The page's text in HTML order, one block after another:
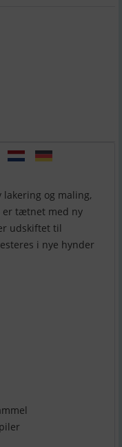
og maling,
er tætnet med ny
udskiftet til
i nye hynder